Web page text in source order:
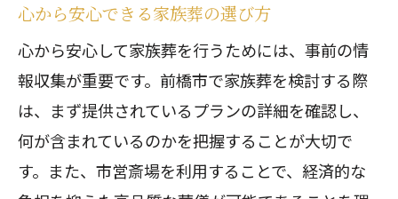
心から安心できる家族葬の選び方
心から安心して家族葬を行うためには、事前の情
報収集が重要です。前橋市で家族葬を検討する際
は、まず提供されているプランの詳細を確認し、
何が含まれているのかを把握することが大切で
す。また、市営斎場を利用することで、経済的な